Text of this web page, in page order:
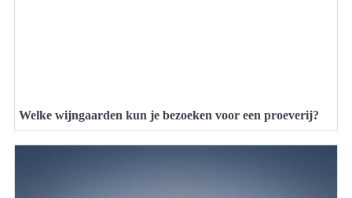
Welke wijngaarden kun je bezoeken voor een proeverij?